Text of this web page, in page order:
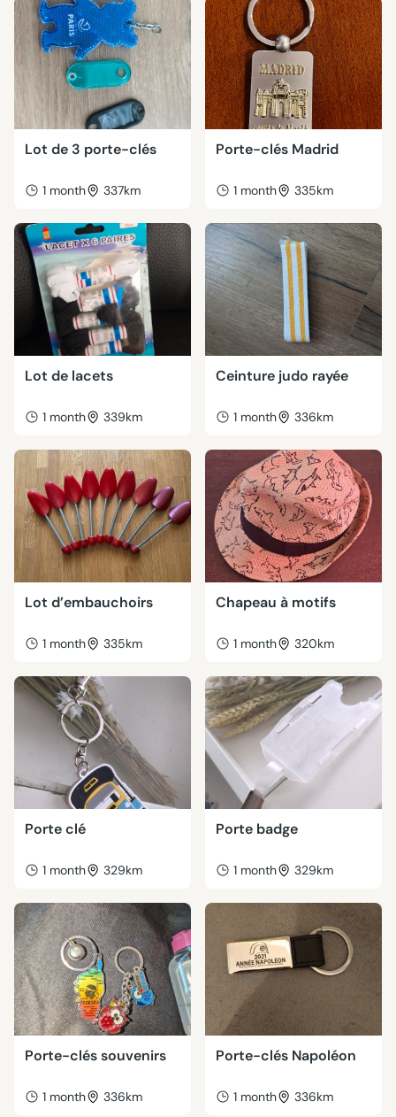
Lot de 3 porte-clés
1 month 337km
Porte-clés Madrid
1 month 335km
Lot de lacets
1 month 339km
Ceinture judo rayée
1 month 336km
Lot d’embauchoirs
1 month 335km
Chapeau à motifs
1 month 320km
Porte clé
1 month 329km
Porte badge
1 month 329km
Porte-clés souvenirs
1 month 336km
Porte-clés Napoléon
1 month 336km